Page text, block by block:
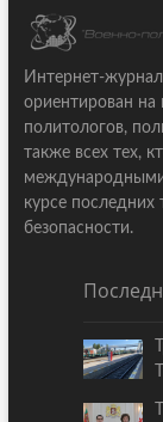
Интернет-
ориентирован
политологов,
также всех тех,
международными
курсе
безопасности.